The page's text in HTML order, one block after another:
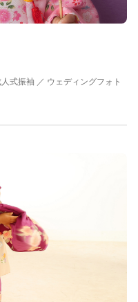
式振袖 ／ ウェディングフォト